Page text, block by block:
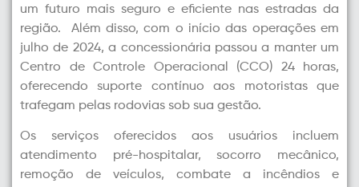
um futuro mais seguro e eficiente nas estradas da
região. Além disso, com o início das operações em
julho de 2024, a concessionária passou a manter um
Centro de Controle Operacional (CCO) 24 horas,
oferecendo suporte contínuo aos motoristas que
trafegam pelas rodovias sob sua gestão.
Os serviços oferecidos aos usuários incluem
atendimento pré-hospitalar, socorro mecânico,
remoção de veículos, combate a incêndios e